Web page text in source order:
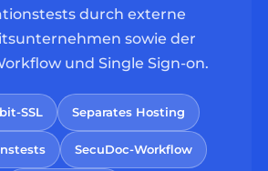
durch externe
sowie der
und Single Sign-on.
SSL Separates Hosting
SecuDoc-Workflow